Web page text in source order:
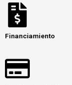
Financiamiento